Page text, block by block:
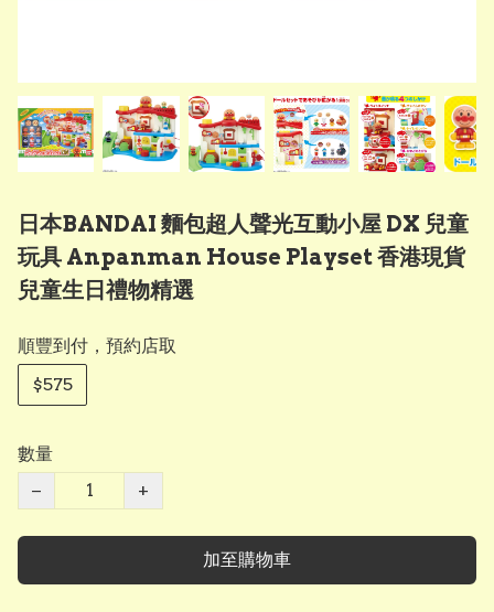
日本BANDAI 麵包超人聲光互動小屋 DX 兒童
玩具 Anpanman House Playset 香港現貨
兒童生日禮物精選
順豐到付，預約店取
$575
數量
−
+
加至購物車